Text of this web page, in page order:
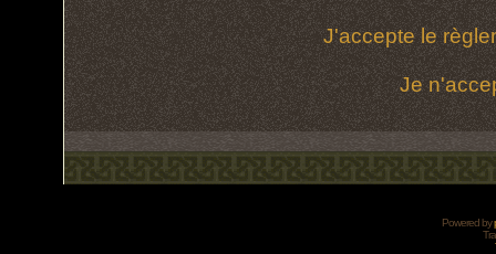
J'accepte le
Je
Powered by